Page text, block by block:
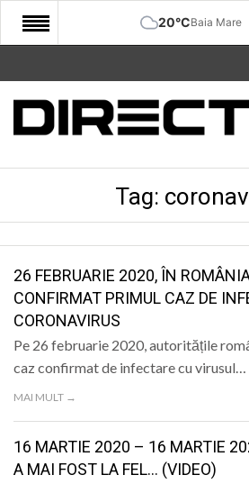
20°CBaia Mare
START
COMUNITATE
SANATATE
SPORT
SPECIAL
Tag:
26 FEBRUARIE 2020, ÎN
CONFIRMAT PRIMUL CAZ DE
CORONAVIRUS
Pe 26 februarie 2020, autoritățile
caz confirmat de infectare cu virusul…
MAI MULT →
16 MARTIE 2020 – 16 MARTIE
A MAI FOST LA FEL… (VIDEO)